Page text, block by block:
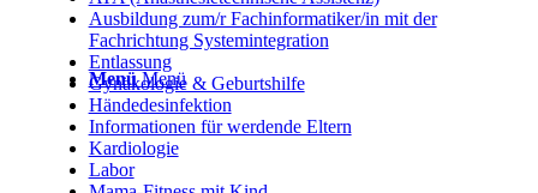
Menü Menü
Ausbildung zum/r Fachinformatiker/in mit der
Fachrichtung Systemintegration
Entlassung
Gynäkologie & Geburtshilfe
Händedesinfektion
Informationen für werdende Eltern
Kardiologie
Labor